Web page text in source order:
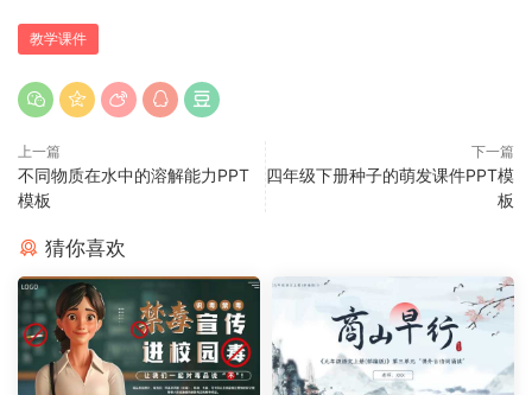
教学课件
上一篇
不同物质在水中的溶解能力PPT
模板
下一篇
四年级下册种子的萌发课件PPT模
板
猜你喜欢